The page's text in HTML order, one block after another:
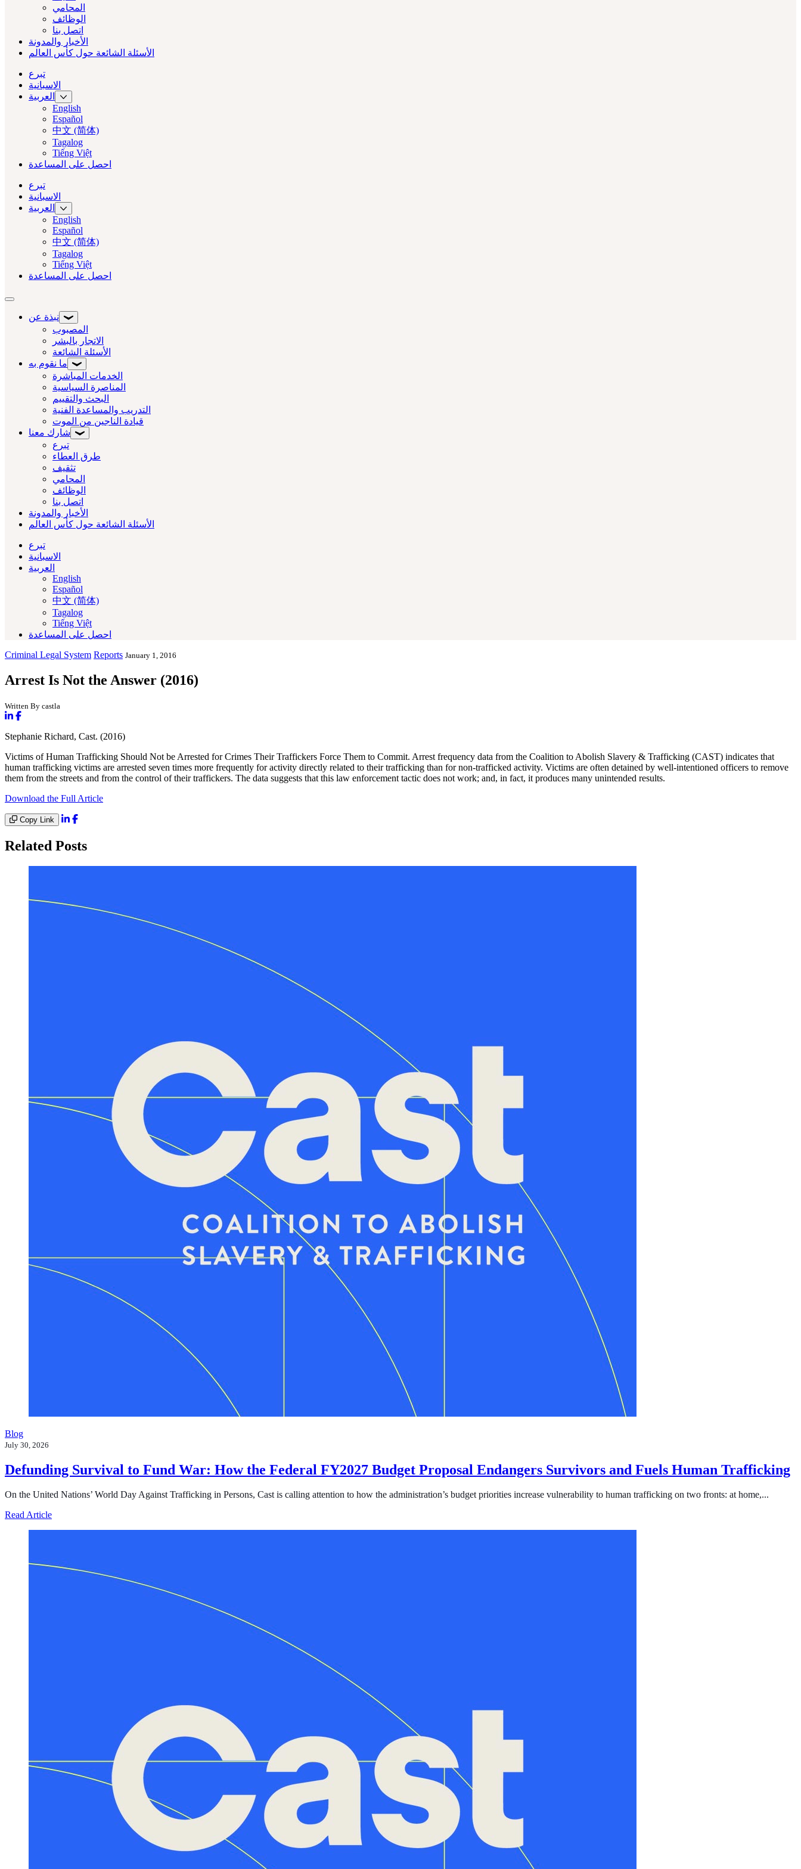
المحامي
الوظائف
اتصل بنا
الأخبار والمدونة
الأسئلة الشائعة حول كأس العالم
تبرع
الاسبانية
العربية‏
English
Español
中文 (简体)
Tagalog
Tiếng Việt
احصل على المساعدة
تبرع
الاسبانية
العربية‏
English
Español
中文 (简体)
Tagalog
Tiếng Việt
احصل على المساعدة
تبديل التنقل
نبذة عن
المصبوب
الاتجار بالبشر
الأسئلة الشائعة
ما نقوم به
الخدمات المباشرة
المناصرة السياسية
البحث والتقييم
التدريب والمساعدة الفنية
قيادة الناجين من الموت
شارك معنا
تبرع
طرق العطاء
تثقيف
المحامي
الوظائف
اتصل بنا
الأخبار والمدونة
الأسئلة الشائعة حول كأس العالم
تبرع
الاسبانية
العربية‏
English
Español
中文 (简体)
Tagalog
Tiếng Việt
احصل على المساعدة
Criminal Legal System Reports January 1, 2016
Arrest Is Not the Answer (2016)
Written By castla
Stephanie Richard, Cast. (2016)
Victims of Human Trafficking Should Not be Arrested for Crimes Their Traffickers Force Them to Commit. Arrest frequency data from the Coalition to Abolish Slavery & Trafficking (CAST) indicates that
human trafficking victims are arrested seven times more frequently for activity directly related to their trafficking than for non-trafficked activity. Victims are often detained by well-intentioned officers to remove
them from the streets and from the control of their traffickers. The data suggests that this law enforcement tactic does not work; and, in fact, it produces many unintended results.
Download the Full Article
Copy Link
Related Posts
Blog
July 30, 2026
Defunding Survival to Fund War: How the Federal FY2027 Budget Proposal Endangers Survivors and Fuels Human Trafficking
On the United Nations’ World Day Against Trafficking in Persons, Cast is calling attention to how the administration’s budget priorities increase vulnerability to human trafficking on two fronts: at home,...
Read Articleabout Defunding Survival to Fund War: How the Federal FY2027 Budget Proposal Endangers Survivors and Fuels Human Trafficking